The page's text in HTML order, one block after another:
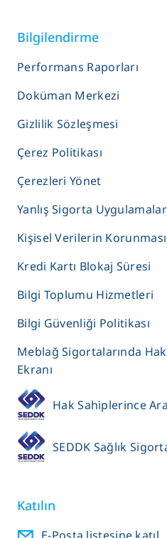
Bilgilendirme
Performans Raporları
Doküman Merkezi
Gizlilik Sözleşmesi
Çerez Politikası
Çerezleri Yönet
Yanlış Sigorta
Kişisel Verilerin Korunması
Kredi Kartı Blokaj Süresi
Bilgi Toplumu Hizmetleri
Bilgi Güvenliği Politikası
Meblağ Sigortalarında
Ekranı
Hak Sahiplerince
SEDDK Sağlık
Katılın